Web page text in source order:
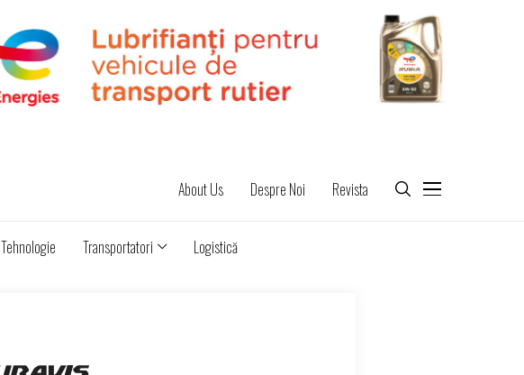
About Us Despre Noi Revista
Tehnologie Transportatori Logistică